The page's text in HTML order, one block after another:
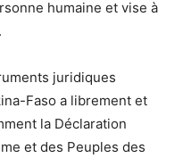
humaine et vise à
juridiques
Faso a librement et
la Déclaration
et des Peuples des